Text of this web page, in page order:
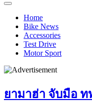
Home
Bike News
Accessories
Test Drive
Motor Sport
ยามาฮ่า จับมือ